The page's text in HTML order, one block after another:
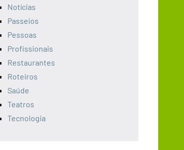
Notícias
Passeios
Pessoas
Profissionais
Restaurantes
Roteiros
Saúde
Teatros
Tecnologia